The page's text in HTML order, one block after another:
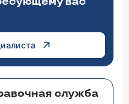
служба